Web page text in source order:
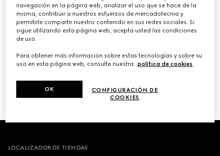
ELIJA EL HORARIO*
/3
Footer
LOCALIZADOR DE TIENDAS
navegación en la página web, analizar el uso que se hace de la
misma, contribuir a nuestros esfuerzos de mercadotecnia y
permitirle compartir nuestro contenido en sus redes sociales. Si
sigue utilizando esta página web, acepta usted las condiciones
de uso.
Para obtener más información sobre estas tecnologías y sobre su
uso en esta página web, consulte nuestra
política de cookies.
CONFIGURACIÓN DE
COOKIES
OK